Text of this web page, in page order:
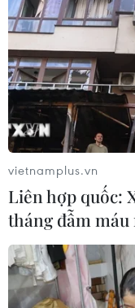
vietnamplus.vn
Liên hợp quốc:
tháng đẫm máu